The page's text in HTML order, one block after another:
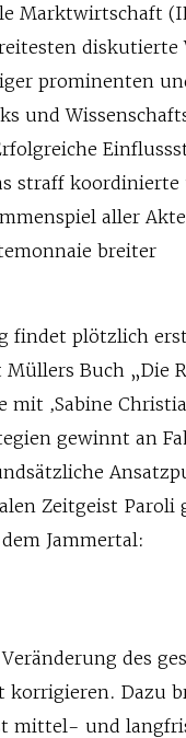
Marktwirtschaft
diskutierte
prominenten
und
straff koordinierte
aller
breiter
findet plötzlich
Buch „Die
mit ‚Sabine
gewinnt an
Zeitgeist Paroli
Jammertal:
des
korrigieren. Dazu
mittel- und